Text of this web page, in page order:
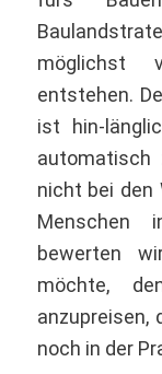
möglichst
entstehen.
ist hin-
automatisch
nicht bei den
Menschen
bewerten
möchte,
anzupreisen,
noch in der